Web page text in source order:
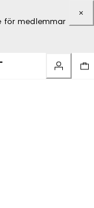
för medlemmar